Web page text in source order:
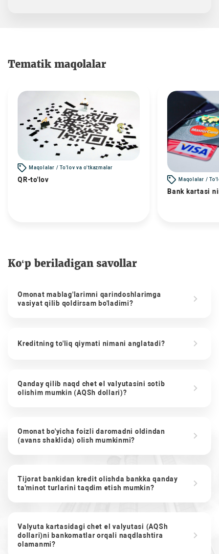
Tematik maqolalar
Maqolalar / To'lov va o'tkazmalar
QR-to'lov Maqolalar /
Bank kartasi
Ko‘p beriladigan savollar
Omonat mablag'larimni qarindoshlarimga
vasiyat qilib qoldirsam bo'ladimi?
Kreditning to'liq qiymati nimani anglatadi?
Qanday qilib naqd chet el valyutasini sotib
olishim mumkin (AQSh dollari)?
Omonat bo'yicha foizli daromadni oldindan
(avans shaklida) olish mumkinmi?
Tijorat bankidan kredit olishda bankka qanday
ta'minot turlarini taqdim etish mumkin?
Valyuta kartasidagi chet el valyutasi (AQSh
dollari)ni bankomatlar orqali naqdlashtira
olamanmi?